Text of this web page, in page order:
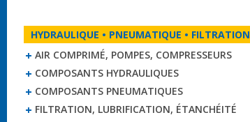
HYDRAULIQUE • PNEUMATIQUE • FILTRATION
AIR COMPRIMÉ, POMPES, COMPRESSEURS
COMPOSANTS HYDRAULIQUES
COMPOSANTS PNEUMATIQUES
FILTRATION, LUBRIFICATION, ÉTANCHÉITÉ